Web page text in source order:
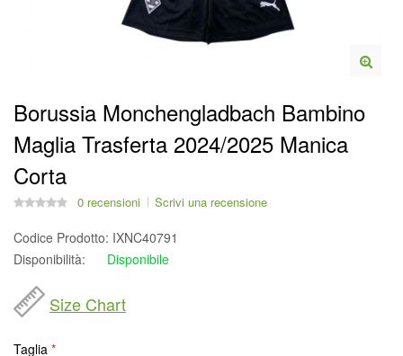
Borussia Monchengladbach Bambino
Maglia Trasferta 2024/2025 Manica
Corta
0 recensioni Scrivi una recensione
Codice Prodotto: IXNC40791
Disponibilità:
Disponibile
Size Chart
Taglia